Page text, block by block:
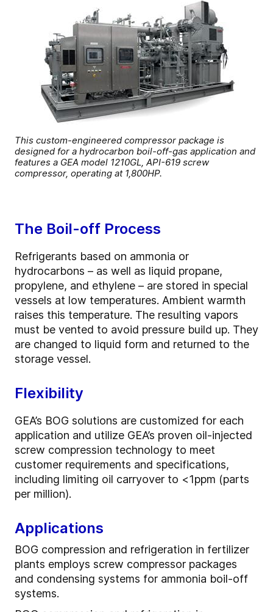
This custom-engineered compressor package is
designed for a hydrocarbon boil-off-gas application and
features a GEA model 1210GL, API-619 screw
compressor, operating at 1,800HP.
The Boil-off Process
Refrigerants based on ammonia or
hydrocarbons – as well as liquid propane,
propylene, and ethylene – are stored in special
vessels at low temperatures. Ambient warmth
raises this temperature. The resulting vapors
must be vented to avoid pressure build up. They
are changed to liquid form and returned to the
storage vessel.
Flexibility
GEA’s BOG solutions are customized for each
application and utilize GEA’s proven oil-injected
screw compression technology to meet
customer requirements and specifications,
including limiting oil carryover to <1ppm (parts
per million).
Applications
BOG compression and refrigeration in fertilizer
plants employs screw compressor packages
and condensing systems for ammonia boil-off
systems.